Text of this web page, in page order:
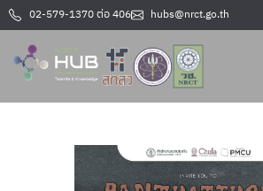
02-579-1370 ต่อ 406 hubs@nrct.go.th